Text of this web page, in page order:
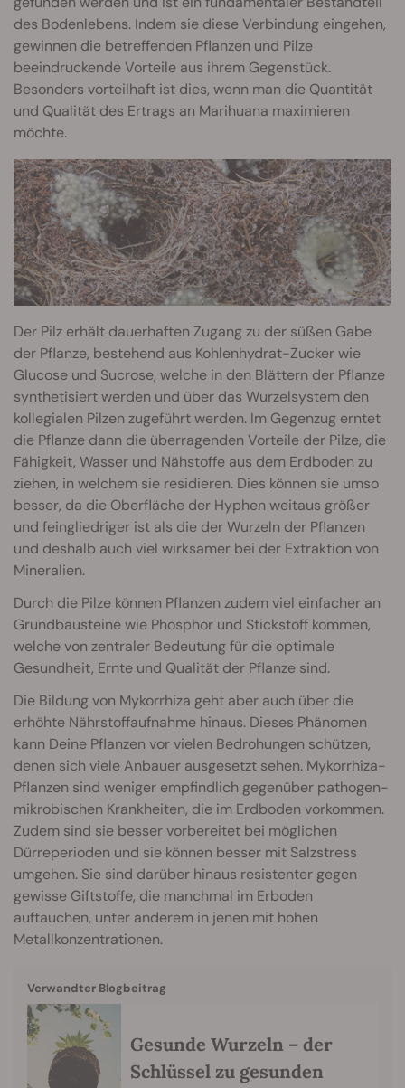
des Bodenlebens. Indem sie diese Verbindung eingehen,
gewinnen die betreffenden Pflanzen und Pilze
beeindruckende Vorteile aus ihrem Gegenstück.
Besonders vorteilhaft ist dies, wenn man die Quantität
und Qualität des Ertrags an Marihuana maximieren
möchte.
Der Pilz erhält dauerhaften Zugang zu der süßen Gabe
der Pflanze, bestehend aus Kohlenhydrat-Zucker wie
Glucose und Sucrose, welche in den Blättern der Pflanze
synthetisiert werden und über das Wurzelsystem den
kollegialen Pilzen zugeführt werden. Im Gegenzug erntet
die Pflanze dann die überragenden Vorteile der Pilze, die
Fähigkeit, Wasser und Nähstoffe aus dem Erdboden zu
ziehen, in welchem sie residieren. Dies können sie umso
besser, da die Oberfläche der Hyphen weitaus größer
und feingliedriger ist als die der Wurzeln der Pflanzen
und deshalb auch viel wirksamer bei der Extraktion von
Mineralien.
Durch die Pilze können Pflanzen zudem viel einfacher an
Grundbausteine wie Phosphor und Stickstoff kommen,
welche von zentraler Bedeutung für die optimale
Gesundheit, Ernte und Qualität der Pflanze sind.
Die Bildung von Mykorrhiza geht aber auch über die
erhöhte Nährstoffaufnahme hinaus. Dieses Phänomen
kann Deine Pflanzen vor vielen Bedrohungen schützen,
denen sich viele Anbauer ausgesetzt sehen. Mykorrhiza-
Pflanzen sind weniger empfindlich gegenüber pathogen-
mikrobischen Krankheiten, die im Erdboden vorkommen.
Zudem sind sie besser vorbereitet bei möglichen
Dürreperioden und sie können besser mit Salzstress
umgehen. Sie sind darüber hinaus resistenter gegen
gewisse Giftstoffe, die manchmal im Erboden
auftauchen, unter anderem in jenen mit hohen
Metallkonzentrationen.
Verwandter Blogbeitrag
Gesunde Wurzeln – der
Schlüssel zu gesunden